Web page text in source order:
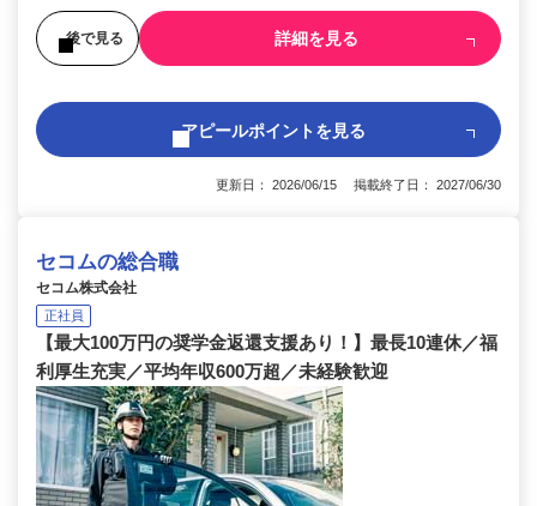
後で見る 詳細を見る
アピールポイントを見る
更新日： 2026/06/15 掲載終了日： 2027/06/30
セコムの総合職
セコム株式会社
正社員
【最大100万円の奨学金返還支援あり！】最長10連休／福
利厚生充実／平均年収600万超／未経験歓迎